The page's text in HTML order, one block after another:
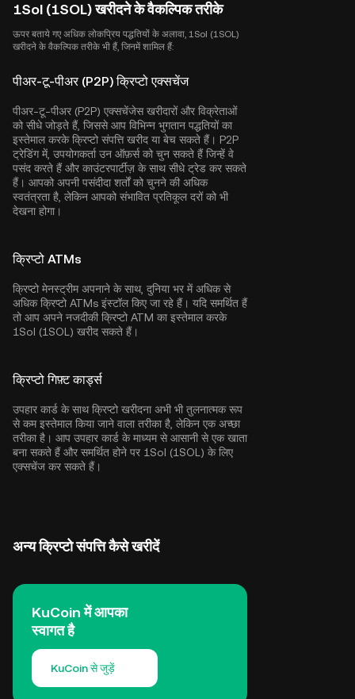
1Sol (1SOL) खरीदने के वैकल्पिक तरीके
ऊपर बताये गए अधिक लोकप्रिय पद्धतियों के अलावा, 1Sol (1SOL)
खरीदने के वैकल्पिक तरीके भी हैं, जिनमें शामिल हैं:
पीअर-टू-पीअर (P2P) क्रिप्टो एक्सचेंज
पीअर-टू-पीअर (P2P) एक्सचेंजेस खरीदारों और विक्रेताओं
को सीधे जोड़ते हैं, जिससे आप विभिन्न भुगतान पद्धतियों का
इस्तेमाल करके क्रिप्टो संपत्ति खरीद या बेच सकते हैं। P2P
ट्रेडिंग में, उपयोगकर्ता उन ऑफ़र्स को चुन सकते हैं जिन्हें वे
पसंद करते हैं और काउंटरपार्टीज़ के साथ सीधे ट्रेड कर सकते
हैं। आपको अपनी पसंदीदा शर्तों को चुनने की अधिक
स्वतंत्रता है, लेकिन आपको संभावित प्रतिकूल दरों को भी
देखना होगा।
क्रिप्टो ATMs
क्रिप्टो मेनस्ट्रीम अपनाने के साथ, दुनिया भर में अधिक से
अधिक क्रिप्टो ATMs इंस्टॉल किए जा रहे हैं। यदि समर्थित हैं
तो आप अपने नजदीकी क्रिप्टो ATM का इस्तेमाल करके
1Sol (1SOL) खरीद सकते हैं।
क्रिप्टो गिफ़्ट कार्ड्स
उपहार कार्ड के साथ क्रिप्टो खरीदना अभी भी तुलनात्मक रूप
से कम इस्तेमाल किया जाने वाला तरीका है, लेकिन एक अच्छा
तरीका है। आप उपहार कार्ड के माध्यम से आसानी से एक खाता
बना सकते हैं और समर्थित होने पर 1Sol (1SOL) के लिए
एक्सचेंज कर सकते हैं।
अन्य क्रिप्टो संपत्ति कैसे खरीदें
KuCoin में आपका
स्वागत है
KuCoin से जुड़ें